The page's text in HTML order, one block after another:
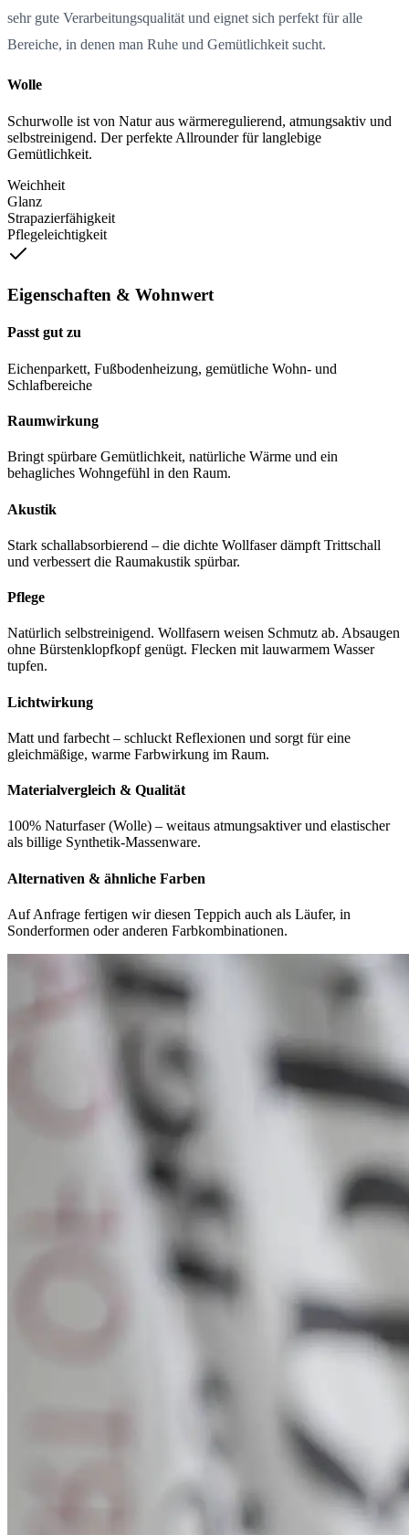
sehr gute Verarbeitungsqualität und eignet sich perfekt für alle
Bereiche, in denen man Ruhe und Gemütlichkeit sucht.
Wolle
Schurwolle ist von Natur aus wärmeregulierend, atmungsaktiv und
selbstreinigend. Der perfekte Allrounder für langlebige
Gemütlichkeit.
Weichheit
Glanz
Strapazierfähigkeit
Pflegeleichtigkeit
Eigenschaften & Wohnwert
Passt gut zu
Eichenparkett, Fußbodenheizung, gemütliche Wohn- und
Schlafbereiche
Raumwirkung
Bringt spürbare Gemütlichkeit, natürliche Wärme und ein
behagliches Wohngefühl in den Raum.
Akustik
Stark schallabsorbierend – die dichte Wollfaser dämpft Trittschall
und verbessert die Raumakustik spürbar.
Pflege
Natürlich selbstreinigend. Wollfasern weisen Schmutz ab. Absaugen
ohne Bürstenklopfkopf genügt. Flecken mit lauwarmem Wasser
tupfen.
Lichtwirkung
Matt und farbecht – schluckt Reflexionen und sorgt für eine
gleichmäßige, warme Farbwirkung im Raum.
Materialvergleich & Qualität
100% Naturfaser (Wolle) – weitaus atmungsaktiver und elastischer
als billige Synthetik-Massenware.
Alternativen & ähnliche Farben
Auf Anfrage fertigen wir diesen Teppich auch als Läufer, in
Sonderformen oder anderen Farbkombinationen.